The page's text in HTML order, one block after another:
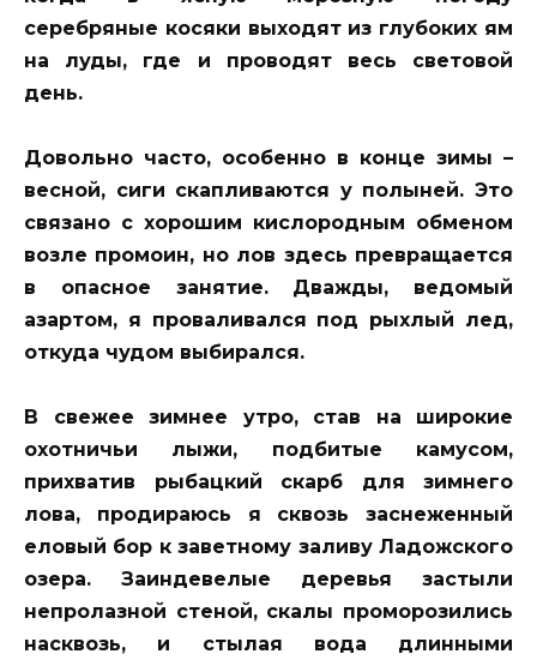
серебряные косяки выходят из глубоких ям
на луды, где и проводят весь световой
день.
Довольно часто, особенно в конце зимы –
весной, сиги скапливаются у полыней. Это
связано с хорошим кислородным обменом
возле промоин, но лов здесь превращается
в опасное занятие. Дважды, ведомый
азартом, я проваливался под рыхлый лед,
откуда чудом выбирался.
В свежее зимнее утро, став на широкие
охотничьи лыжи, подбитые камусом,
прихватив рыбацкий скарб для зимнего
лова, продираюсь я сквозь заснеженный
еловый бор к заветному заливу Ладожского
озера. Заиндевелые деревья застыли
непролазной стеной, скалы проморозились
насквозь, и стылая вода длинными